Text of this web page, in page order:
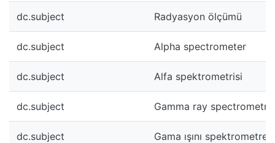
dc.subject Radyasyon ölçümü
dc.subject Alpha spectrometer
dc.subject Alfa spektrometrisi
dc.subject Gamma ray spectrometry
dc.subject Gama ışını spektrometresi